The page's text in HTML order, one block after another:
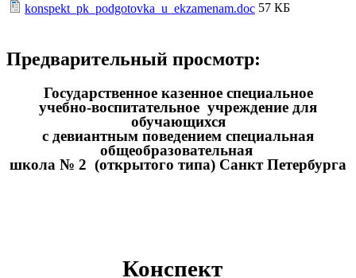
konspekt_pk_podgotovka_u_ekzamenam.doc 57 КБ
Предварительный просмотр:
Государственное казенное специальное
учебно-воспитательное учреждение для
обучающихся
с девиантным поведением специальная
общеобразовательная
школа № 2 (открытого типа) Санкт Петербурга
Конспект